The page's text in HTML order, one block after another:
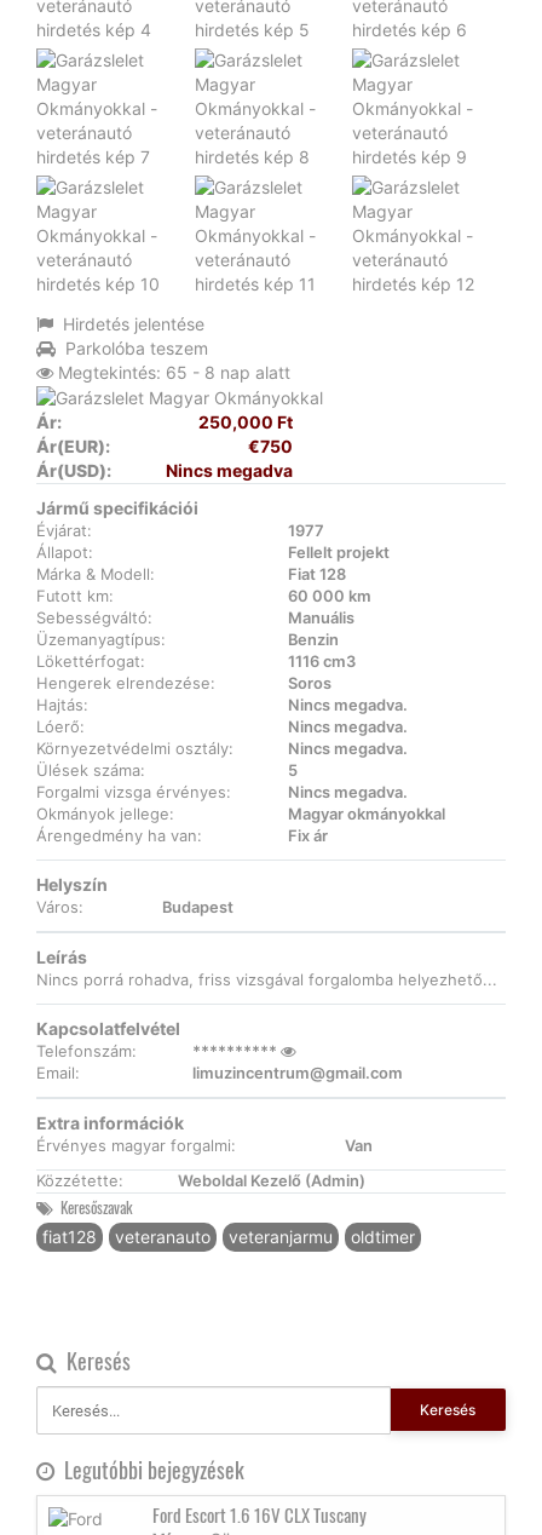
Hirdetés jelentése
Parkolóba teszem
Megtekintés: 65 - 8 nap alatt
Ár:
250,000 Ft
Ár(EUR):
€750
Ár(USD):
Nincs megadva
Jármű specifikációi
Évjárat:
1977
Állapot:
Fellelt projekt
Márka & Modell:
Fiat 128
Futott km:
60 000 km
Sebességváltó:
Manuális
Üzemanyagtípus:
Benzin
Lökettérfogat:
1116 cm3
Hengerek elrendezése:
Soros
Hajtás:
Nincs megadva.
Lóerő:
Nincs megadva.
Környezetvédelmi osztály:
Nincs megadva.
Ülések száma:
5
Forgalmi vizsga érvényes:
Nincs megadva.
Okmányok jellege:
Magyar okmányokkal
Árengedmény ha van:
Fix ár
Helyszín
Város: Budapest
Leírás
Nincs porrá rohadva, friss vizsgával forgalomba helyezhető...
Kapcsolatfelvétel
Telefonszám:
**********
Email:
limuzincentrum@gmail.com
Extra információk
Érvényes magyar forgalmi:
Van
Közzétette:
Weboldal Kezelő (Admin)
Keresőszavak
fiat128 veteranauto veteranjarmu oldtimer
Keresés
Keresés
Legutóbbi bejegyzések
Ford Escort 1.6 16V CLX Tuscany